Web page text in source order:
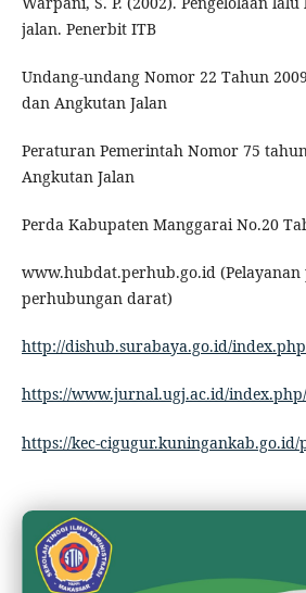
jalan. Penerbit ITB
Undang-undang Nomor 22 Tahun
dan Angkutan Jalan
Peraturan Pemerintah Nomor 75
Angkutan Jalan
Perda Kabupaten Manggarai No.20
www.hubdat.perhub.go.id
perhubungan darat)
http://dishub.surabaya.go.id/
https://www.jurnal.ugj.ac.id/
https://kec-